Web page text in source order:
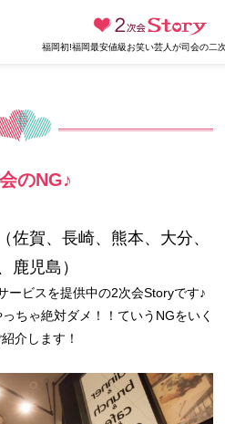
福岡初!福岡最安値級お笑い芸人が司会の二
のNG♪
佐賀、長崎、熊本、大分、
鹿児島）
ービスを提供中の2次会Storyです♪
ちゃ絶対ダメ！！ていうNGをいく
介します！